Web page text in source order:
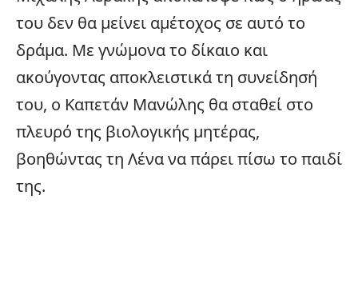
του δεν θα μείνει αμέτοχος σε αυτό το
δράμα. Με γνώμονα το δίκαιο και
ακούγοντας αποκλειστικά τη συνείδησή
του, ο Καπετάν Μανώλης θα σταθεί στο
πλευρό της βιολογικής μητέρας,
βοηθώντας τη Λένα να πάρει πίσω το παιδί
της.